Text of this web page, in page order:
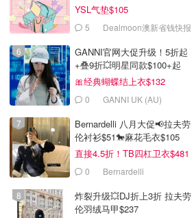
YSL气垫$105
5 Dealmoon澳新省钱快报
GANNI官网大促升级！5折起
+叠9折💥明星同款$100+起
🎀经典蝴蝶结上衣$132
0 GANNI UK (AU)
Bernardelli 八月大促📢拉夫劳
伦衬衫$51🐎麻花毛衣$105
直接4.5折！TB四杠卫衣$481
0 Bernardelli
炸裂升级💥DJ折上3折 拉夫劳
伦羽绒马甲$237